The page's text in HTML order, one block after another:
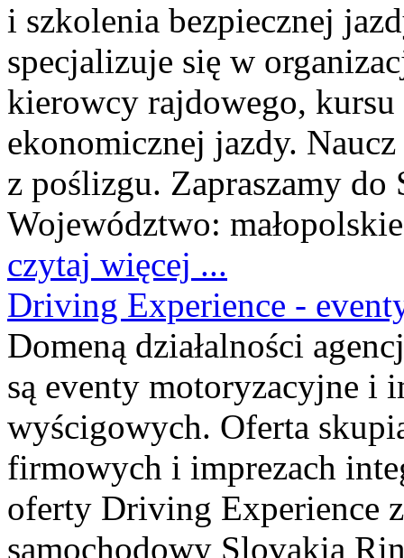
i szkolenia bezpiecznej
specjalizuje się w
kierowcy rajdowego,
ekonomicznej jazdy.
z poślizgu. Zapraszamy do
Województwo: małopolskie
czytaj więcej ...
Driving Experience -
Domeną działalności
są eventy motoryzacyjne i
wyścigowych. Oferta
firmowych i imprezach
oferty Driving Experience
samochodowy Slovakia